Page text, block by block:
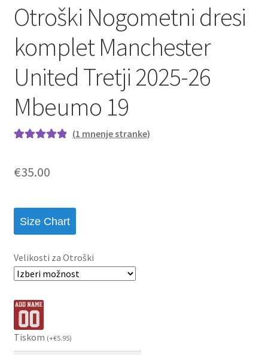
Otroški Nogometni dresi
komplet Manchester
United Tretji 2025-26
Mbeumo 19
podlagi ocene
(1 mnenje stranke)
€35.00
Size Chart
Velikosti za Otroški
Tiskom (+€5.95)